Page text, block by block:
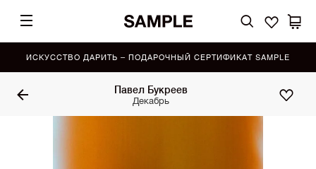
ИСКУССТВО ДАРИТЬ – ПОДАРОЧНЫЙ СЕРТИФИКАТ SAMPLE
Павел Букреев
Декабрь